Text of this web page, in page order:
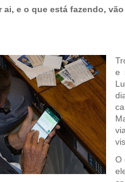
ai, e o que está fazendo,
e
O